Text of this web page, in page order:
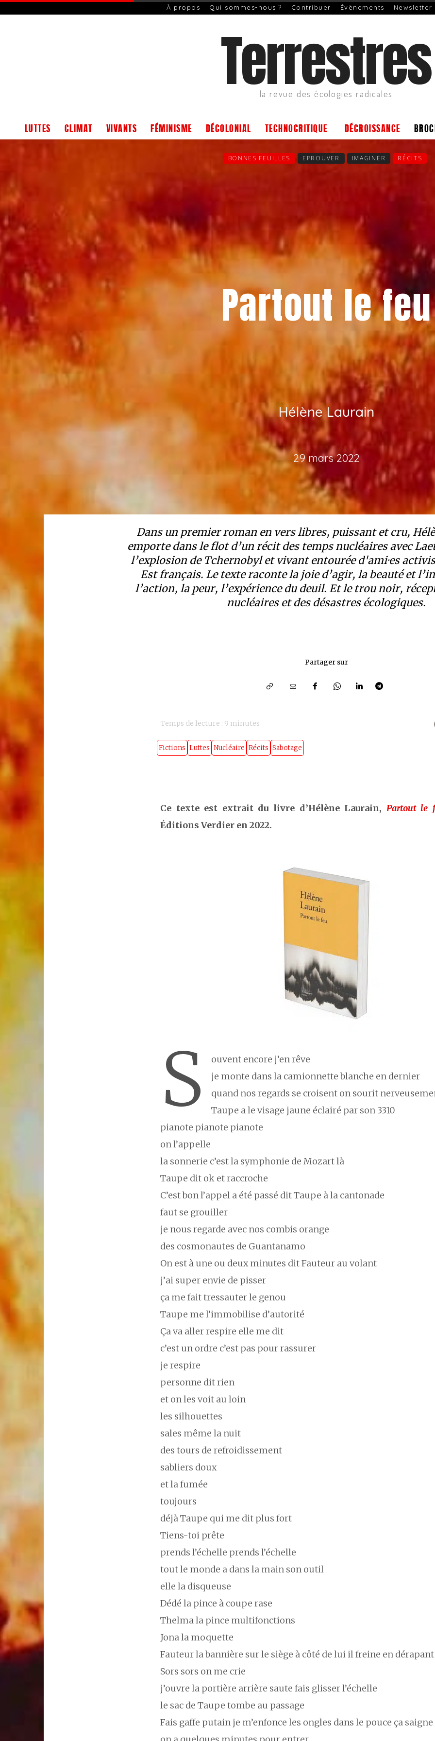
À propos Qui sommes-nous ? Contribuer Évènements Newsletter
Terrestres
la revue des écologies radicales
LUTTES CLIMAT VIVANTS FÉMINISME DÉCOLONIAL TECHNOCRITIQUE DÉCROISSANCE
BONNES FEUILLES EPROUVER IMAGINER RÉCITS
Partout le feu
Dans un premier roman en vers libres, puissant et cru,
emporte dans le flot d’un récit des temps nucléaires avec
l’explosion de Tchernobyl et vivant entourée d'ami·es
Est français. Le texte raconte la joie d’agir, la beauté et
l’action, la peur, l’expérience du deuil. Et le trou noir,
nucléaires et des désastres écologiques.
Hélène Laurain
29 mars 2022
Partager sur
Temps de lecture : 9 minutes
Fictions Luttes Nucléaire Récits Sabotage
Ce texte est extrait du livre d’Hélène Laurain, Partout le
Éditions Verdier en 2022.
s
ouvent encore j’en rêve
je monte dans la camionnette blanche en dernier
quand nos regards se croisent on sourit
Taupe a le visage jaune éclairé par son 3310
pianote pianote pianote
on l’appelle
la sonnerie c’est la symphonie de Mozart là
Taupe dit ok et raccroche
C’est bon l’appel a été passé dit Taupe à la cantonade
faut se grouiller
je nous regarde avec nos combis orange
des cosmonautes de Guantanamo
On est à une ou deux minutes dit Fauteur au volant
j’ai super envie de pisser
ça me fait tressauter le genou
Taupe me l’immobilise d’autorité
Ça va aller respire elle me dit
c’est un ordre c’est pas pour rassurer
je respire
personne dit rien
et on les voit au loin
les silhouettes
sales même la nuit
des tours de refroidissement
sabliers doux
et la fumée
toujours
déjà Taupe qui me dit plus fort
Tiens-toi prête
prends l’échelle prends l’échelle
tout le monde a dans la main son outil
elle la disqueuse
Dédé la pince à coupe rase
Thelma la pince multifonctions
Jona la moquette
Fauteur la bannière sur le siège à côté de lui il freine en dérapant
Sors sors on me crie
j’ouvre la portière arrière saute fais glisser l’échelle
le sac de Taupe tombe au passage
Fais gaffe putain je m’enfonce les ongles dans le pouce ça saigne